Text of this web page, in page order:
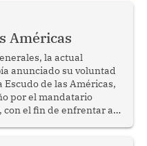
Américas
la actual
anunciado su voluntad
de las Américas,
por el mandatario
el fin de enfrentar al